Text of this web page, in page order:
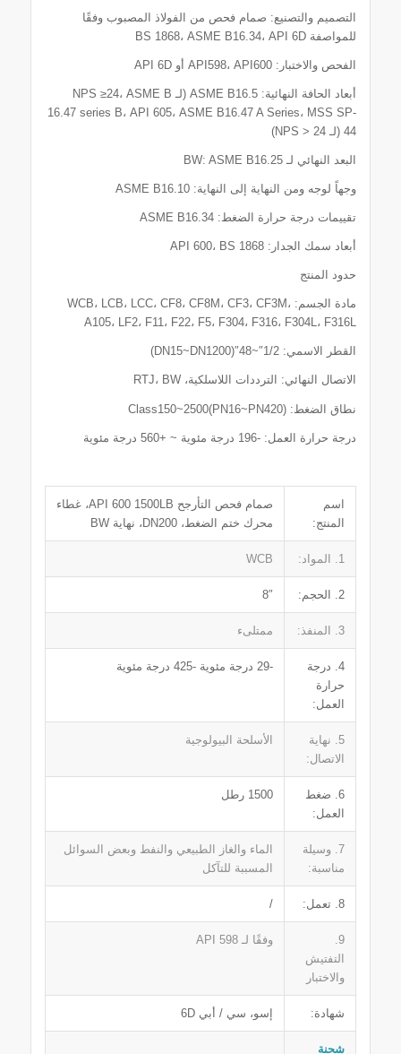
التصميم والتصنيع: صمام فحص من الفولاذ المصبوب وفقًا
للمواصفة BS 1868، ASME B16.34، API 6D
الفحص والاختبار: API598، API600 أو API 6D
أبعاد الحافة النهائية: ASME B16.5 (لـ NPS ≥24، ASME B
16.47 series B، API 605، ASME B16.47 A Series، MSS SP-
44 (لـ NPS > 24)
البعد النهائي لـ BW: ASME B16.25
وجهاً لوجه ومن النهاية إلى النهاية: ASME B16.10
تقييمات درجة حرارة الضغط: ASME B16.34
أبعاد سمك الجدار: API 600، BS 1868
حدود المنتج
مادة الجسم: WCB، LCB، LCC، CF8، CF8M، CF3، CF3M،
A105، LF2، F11، F22، F5، F304، F316، F304L، F316L
القطر الاسمي: 1/2″~48″(DN15~DN1200)
الاتصال النهائي: الترددات اللاسلكية، RTJ، BW
نطاق الضغط: Class150~2500(PN16~PN420)
درجة حرارة العمل: -196 درجة مئوية ~ +560 درجة مئوية
اسم
المنتج:
صمام فحص التأرجح API 600 1500LB، غطاء
محرك ختم الضغط، DN200، نهاية BW
1. المواد: WCB
2. الحجم: 8″
3. المنفذ: ممتلىء
4. درجة
حرارة
العمل:
-29 درجة مئوية -425 درجة مئوية
5. نهاية
الاتصال:
الأسلحة البيولوجية
6. ضغط
العمل:
1500 رطل
7. وسيلة
مناسبة:
الماء والغاز الطبيعي والنفط وبعض السوائل
المسببة للتآكل
8. تعمل: /
9.
التفتيش
والاختبار
وفقًا لـ API 598
شهادة: إسو، سي / أبي 6D
شحنة